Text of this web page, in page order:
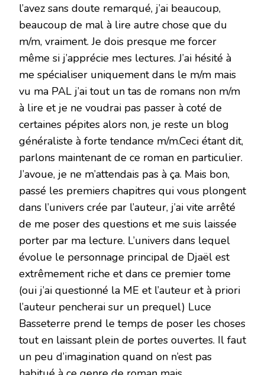
l’avez sans doute remarqué, j’ai beaucoup,
beaucoup de mal à lire autre chose que du
m/m, vraiment. Je dois presque me forcer
même si j’apprécie mes lectures. J’ai hésité à
me spécialiser uniquement dans le m/m mais
vu ma PAL j’ai tout un tas de romans non m/m
à lire et je ne voudrai pas passer à coté de
certaines pépites alors non, je reste un blog
généraliste à forte tendance m/m.Ceci étant dit,
parlons maintenant de ce roman en particulier.
J’avoue, je ne m’attendais pas à ça. Mais bon,
passé les premiers chapitres qui vous plongent
dans l’univers crée par l’auteur, j’ai vite arrêté
de me poser des questions et me suis laissée
porter par ma lecture. L’univers dans lequel
évolue le personnage principal de Djaël est
extrêmement riche et dans ce premier tome
(oui j’ai questionné la ME et l’auteur et à priori
l’auteur pencherai sur un prequel) Luce
Basseterre prend le temps de poser les choses
tout en laissant plein de portes ouvertes. Il faut
un peu d’imagination quand on n’est pas